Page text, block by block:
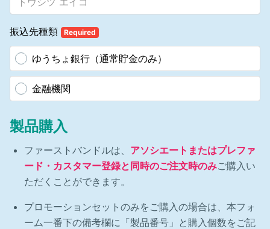
と誤認させるような応対をしてはなりません。特に、電話を受ける際
に「マナテックです」、「マナテックジャパンです」など、当社の社
名を名乗ることを禁止します。
2.6 当社の名称、ロゴ、商標の使用について
2.6.1 アソシエートは、マナテックの名称、ロゴ、商標、マナテック
製品の名称を、当社が認めていない方法で使用することはできませ
ん。
2.6.2 アソシエートは「インディペンデント・アソシエート」のロゴ
2.6.3 アソシエートは、自身のビジネス、法人、メール・アドレス
に、当社または当社を誤認させるような名称や商標を使用することは
座を開設してはなりません。アソシエートは当社の許可を得ずマナテ
ックの商標を使用すると、当社からいかなる補償を受けることなく、
その使用を中止するように要請されることがあります。
2.6.4 アソシエートは、当社が提供した広告宣伝媒体を用いる場合以
外で、当社の従業員、当社を支持する博士、役員、コンサルタント、
アスリート、著名人などの名前を使用してはなりません。
2.6.5 アソシエートは、当社のビジネス活動を行う際に、病院、研究
振込先種類 Required
ゆうちょ銀行（通常貯金のみ）
金融機関
製品購入
ファーストバンドルは、 アソシエートまたはプレファ
ード・カスタマー登録と同時のご注文時のみご購入い
ただくことができます。
プロモーションセットのみをご購入の場合は、本フォ
ーム一番下の備考欄に「製品番号」と購入個数をご記